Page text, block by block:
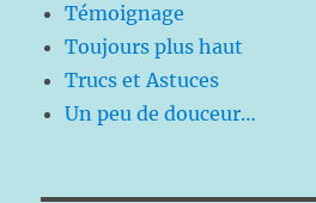
Témoignage
Toujours plus haut
Trucs et Astuces
Un peu de douceur…